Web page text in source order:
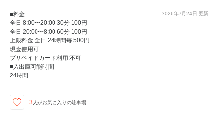
2026年7月24日 更新
■料金
全日 8:00〜20:00 30分 100円
全日 20:00〜8:00 60分 100円
上限料金 全日 24時間毎 500円
現金使用可
プリペイドカード利用:不可
■入出庫可能時間
24時間
3 人がお気に入りの駐車場